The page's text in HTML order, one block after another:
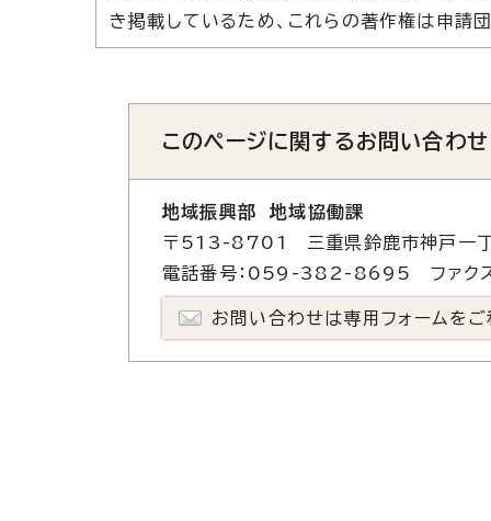
き掲載しているため、これらの著作権は申請
このページに関するお問い合わせ
地域振興部 地域協働課
〒513-8701 三重県鈴鹿市神戸一
電話番号：059-382-8695 ファ
お問い合わせは専用フォームをご